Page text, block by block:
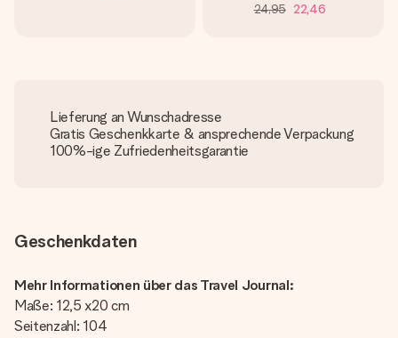
24,95 22,46
Lieferung an Wunschadresse
Gratis Geschenkkarte & ansprechende Verpackung
100%-ige Zufriedenheitsgarantie
Geschenkdaten
Mehr Informationen über das Travel Journal:
Maße: 12,5 x20 cm
Seitenzahl: 104